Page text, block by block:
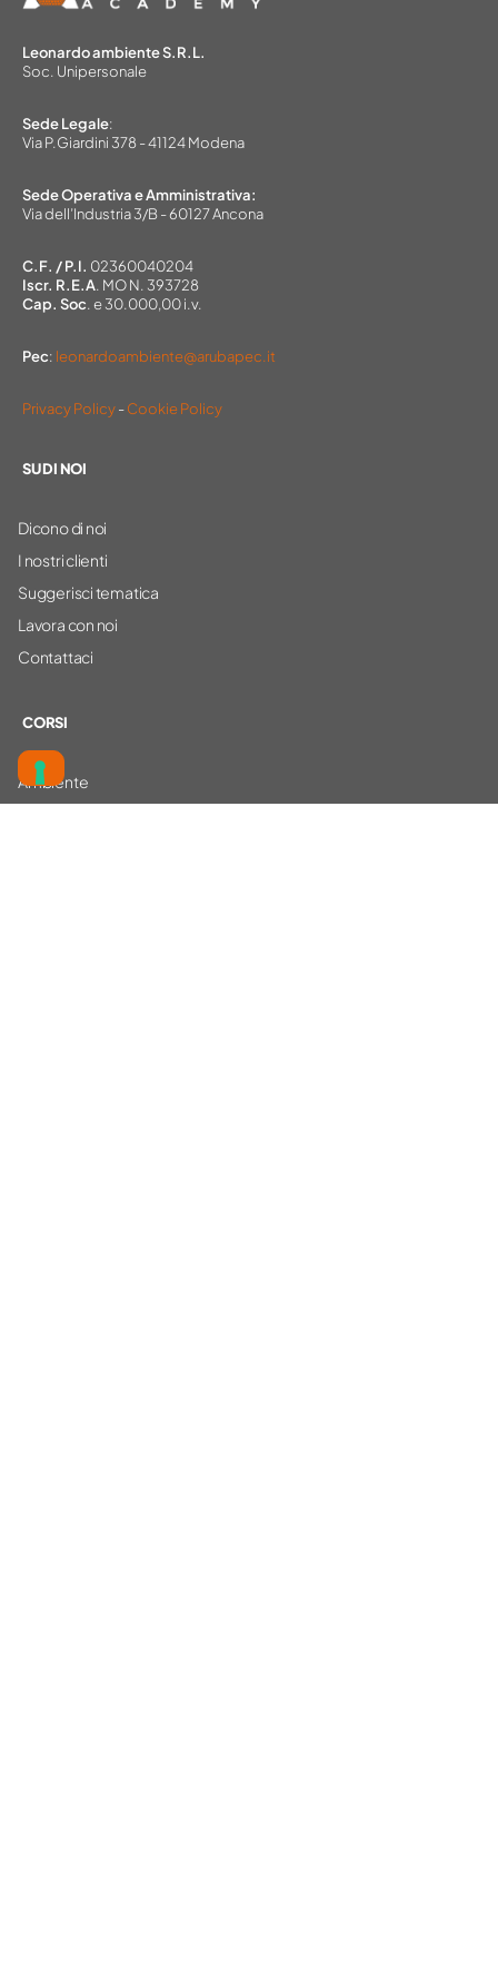
Leonardo ambiente S.R.L.
Soc. Unipersonale
Sede Legale:
Via P.Giardini 378 - 41124 Modena
Sede Operativa e Amministrativa:
Via dell’Industria 3/B - 60127 Ancona
C.F. / P.I. 02360040204
Iscr. R.E.A. MO N. 393728
Cap. Soc. e 30.000,00 i.v.
Pec: leonardoambiente@arubapec.it
Privacy Policy-Cookie Policy
SU DI NOI
Dicono di noi
I nostri clienti
Suggerisci tematica
Lavora con noi
Contattaci
CORSI
Ambiente